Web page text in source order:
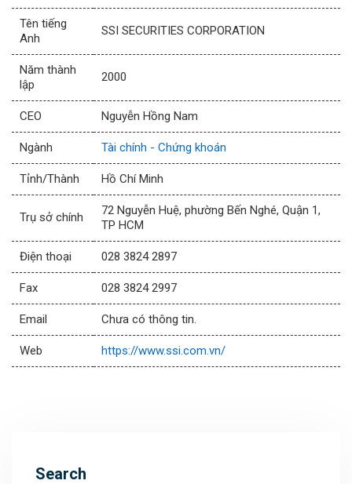
Tên tiếng
Anh
SSI SECURITIES CORPORATION
Năm thành
lập
2000
CEO Nguyễn Hồng Nam
Ngành Tài chính - Chứng khoán
Tỉnh/Thành Hồ Chí Minh
Trụ sở chính
72 Nguyễn Huệ, phường Bến Nghé, Quận 1,
TP HCM
Điện thoại 028 3824 2897
Fax 028 3824 2997
Email Chưa có thông tin.
Web https://www.ssi.com.vn/
Search